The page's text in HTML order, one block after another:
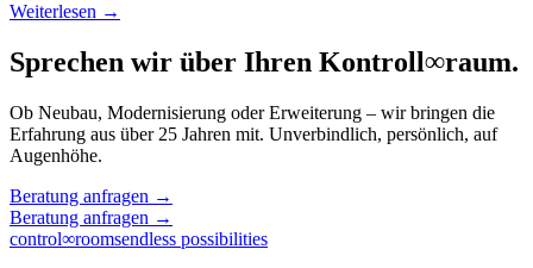
Weiterlesen →
Sprechen wir über Ihren Kontroll∞raum.
Ob Neubau, Modernisierung oder Erweiterung – wir bringen die
Erfahrung aus über 25 Jahren mit. Unverbindlich, persönlich, auf
Augenhöhe.
Beratung anfragen →
Beratung anfragen →
control∞roomsendless possibilities